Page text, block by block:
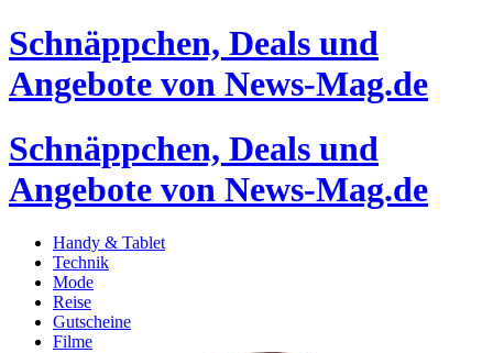
Schnäppchen, Deals und
Angebote von News-Mag.de
Schnäppchen, Deals und
Angebote von News-Mag.de
Handy & Tablet
Technik
Mode
Reise
Gutscheine
Filme